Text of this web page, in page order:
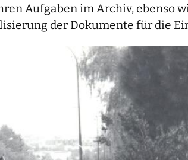
Aufgaben im Archiv, ebenso
der Dokumente für die